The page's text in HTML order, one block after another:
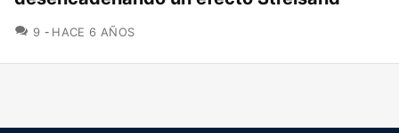
9 COMENTARIOS
HACE 6 AÑOS